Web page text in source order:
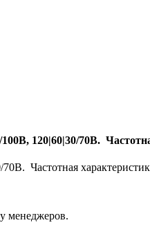
120|60|30/70В.
Частотная
менеджеров.